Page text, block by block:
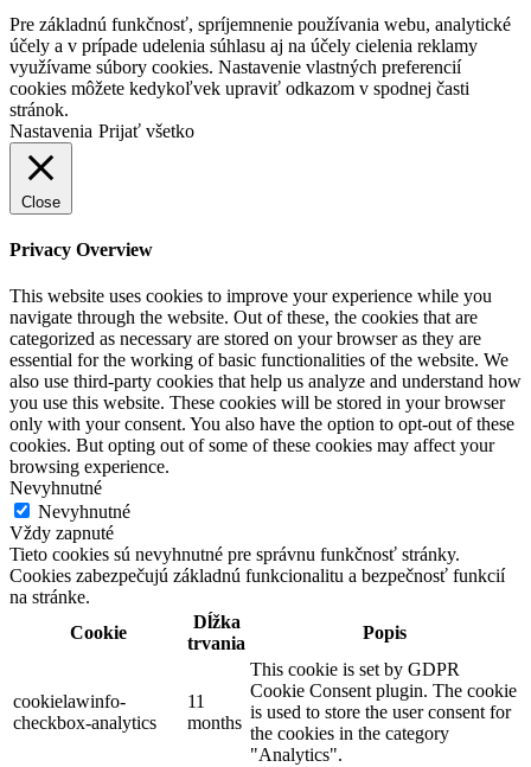
Pre základnú funkčnosť, spríjemnenie používania webu, analytické
účely a v prípade udelenia súhlasu aj na účely cielenia reklamy
využívame súbory cookies. Nastavenie vlastných preferencií
cookies môžete kedykoľvek upraviť odkazom v spodnej časti
stránok.
Nastavenia Prijať všetko
Close
Privacy Overview
This website uses cookies to improve your experience while you
navigate through the website. Out of these, the cookies that are
categorized as necessary are stored on your browser as they are
essential for the working of basic functionalities of the website. We
also use third-party cookies that help us analyze and understand how
you use this website. These cookies will be stored in your browser
only with your consent. You also have the option to opt-out of these
cookies. But opting out of some of these cookies may affect your
browsing experience.
Nevyhnutné
Nevyhnutné
Vždy zapnuté
Tieto cookies sú nevyhnutné pre správnu funkčnosť stránky.
Cookies zabezpečujú základnú funkcionalitu a bezpečnosť funkcií
na stránke.
Cookie
Dĺžka
trvania
Popis
cookielawinfo-
checkbox-analytics
11
months
This cookie is set by GDPR
Cookie Consent plugin. The cookie
is used to store the user consent for
the cookies in the category
"Analytics".